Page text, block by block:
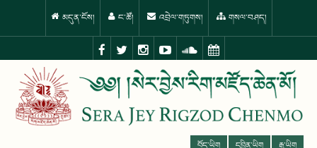
མདུན་ངོས། ང་ཚོ། འབྲེལ་གཏུགས། གསལ་བཤད།
བོད་ཡིག དབྱིན་ཡིག རྒྱ་ཡིག